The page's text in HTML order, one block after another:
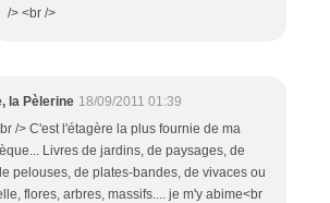
/> <br />
la Pèlerine 18/09/2011 01:39
/> C'est l'étagère la plus fournie de ma
Livres de jardins, de paysages, de
pelouses, de plates-bandes, de vivaces ou
flores, arbres, massifs.... je m'y abime<br